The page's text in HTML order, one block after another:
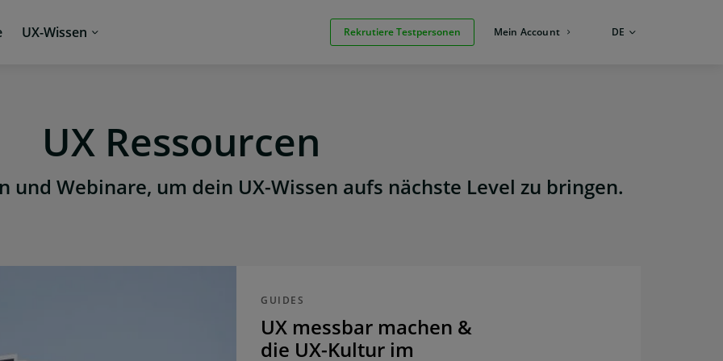
UX-Wissen Rekrutiere Testpersonen Mein Account SPRACHE:
DE
UX Ressourcen
und Webinare, um dein UX-Wissen aufs nächste Level zu bringen.
GUIDES
UX messbar machen &
die UX-Kultur im